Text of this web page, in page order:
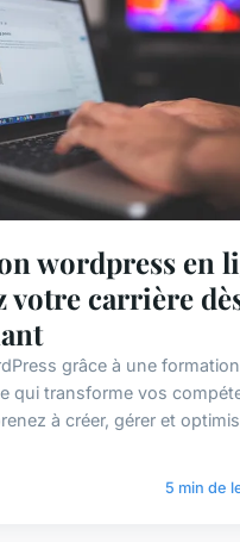
wordpress en
votre carrière
grâce à une
qui transforme vos
à créer, gérer et
5 min de